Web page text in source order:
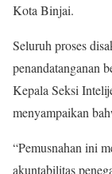
Kota Binjai.
Seluruh proses
penandatanganan
Kepala Seksi
menyampaikan
“Pemusnahan ini
akuntabilitas